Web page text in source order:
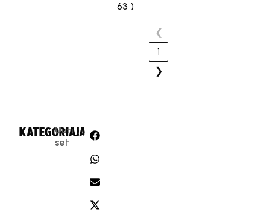
63 )
❮
1
❯
KATEGORIA:
Uuti
set
JAA: